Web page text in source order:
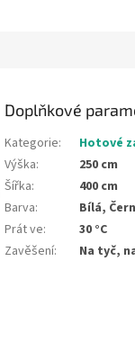
Doplňkové
Kategorie:
Hotové
Výška:
250 cm
Šířka:
400 cm
Barva:
Bílá,
Prát ve:
30 °C
Zavěšení: Na tyč,